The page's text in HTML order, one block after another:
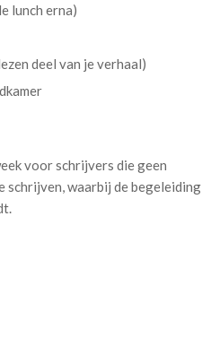
lunch erna)
deel van je verhaal)
voor schrijvers die geen
schrijven, waarbij de begeleiding